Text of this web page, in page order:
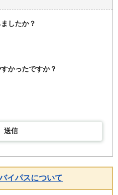
したか？
かったですか？
送信
イパスについて